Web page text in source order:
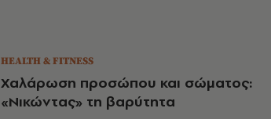
HEALTH & FITNESS
Χαλάρωση προσώπου και σώματος:
«Νικώντας» τη βαρύτητα